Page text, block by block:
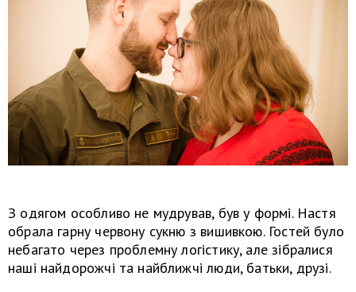
З одягом особливо не мудрував, був у формі. Настя
обрала гарну червону сукню з вишивкою. Гостей було
небагато через проблемну логістику, але зібралися
наші найдорожчі та найближчі люди, батьки, друзі.